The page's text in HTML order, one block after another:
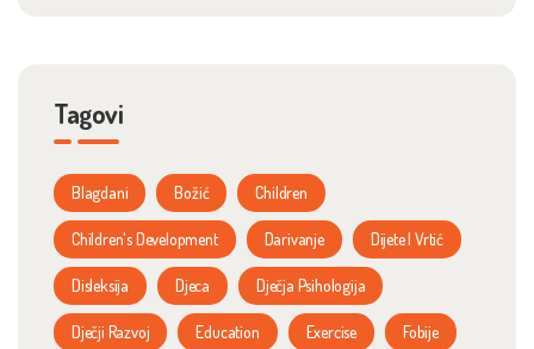
Tagovi
Blagdani Božić Children
Children's Development Darivanje Dijete I Vrtić
Disleksija Djeca Dječja Psihologija
Dječji Razvoj Education Exercise Fobije